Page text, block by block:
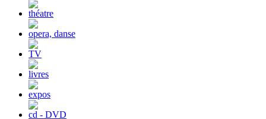
théatre
opera, danse
TV
livres
expos
cd - DVD